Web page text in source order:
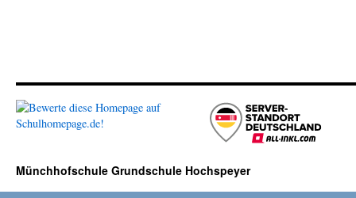
Münchhofschule Grundschule Hochspeyer